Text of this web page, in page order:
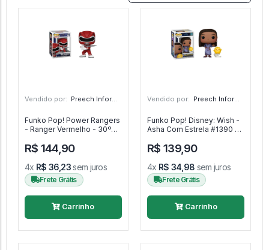
Vendido por: Preech Informática - PR
Funko Pop! Power Rangers
- Ranger Vermelho - 30º
Rangers #1374
R$ 144,90
4x R$ 36,23sem juros
Frete Grátis
Carrinho
Vendido por: Preech Informática - PR
Funko Pop! Disney: Wish -
Asha Com Estrela #1390 -
R$ 139,90
4x R$ 34,98 sem juros
Frete Grátis
Carrinho